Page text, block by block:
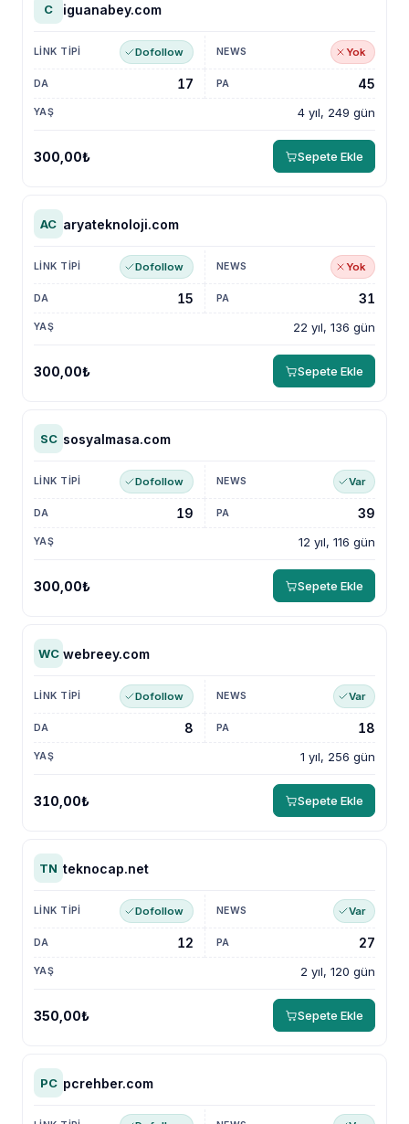
C iguanabey.com
Dofollow Yok
4 yıl, 249 gün
17 45
300,00₺ Sepete Ekle
AC aryateknoloji.com
Dofollow Yok
22 yıl, 136 gün
15 31
300,00₺ Sepete Ekle
SC sosyalmasa.com
Dofollow Var
12 yıl, 116 gün
19 39
300,00₺ Sepete Ekle
WC webreey.com
Dofollow Var
1 yıl, 256 gün
8 18
310,00₺ Sepete Ekle
TN teknocap.net
Dofollow Var
2 yıl, 120 gün
12 27
350,00₺ Sepete Ekle
PC pcrehber.com